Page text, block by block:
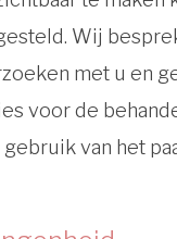
Wij
met u en
voor de
van het